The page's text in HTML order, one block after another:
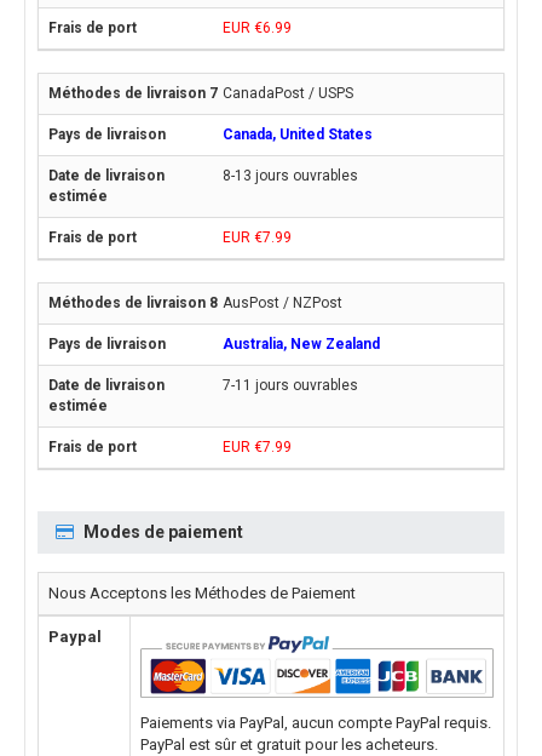
EUR €6.99
CanadaPost / USPS
Canada, United States
8-13 jours ouvrables
EUR €7.99
AusPost / NZPost
Australia, New Zealand
7-11 jours ouvrables
EUR €7.99
Modes de paiement
Nous Acceptons les Méthodes de Paiement
Paypal
Paiements via PayPal, aucun compte PayPal requis.
PayPal est sûr et gratuit pour les acheteurs.